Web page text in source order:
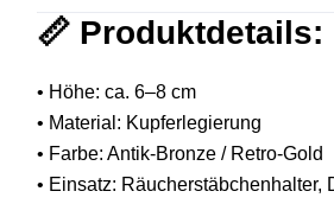
📏 Produktdetails:
• Höhe: ca. 6–8 cm
• Material: Kupferlegierung
• Farbe: Antik-Bronze / Retro-Gold
• Einsatz: Räucherstäbchenhalter,